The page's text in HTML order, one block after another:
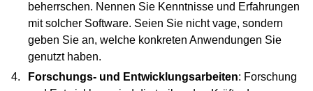
beherrschen. Nennen Sie Kenntnisse und Erfahrungen
mit solcher Software. Seien Sie nicht vage, sondern
geben Sie an, welche konkreten Anwendungen Sie
genutzt haben.
Forschungs- und Entwicklungsarbeiten: Forschung